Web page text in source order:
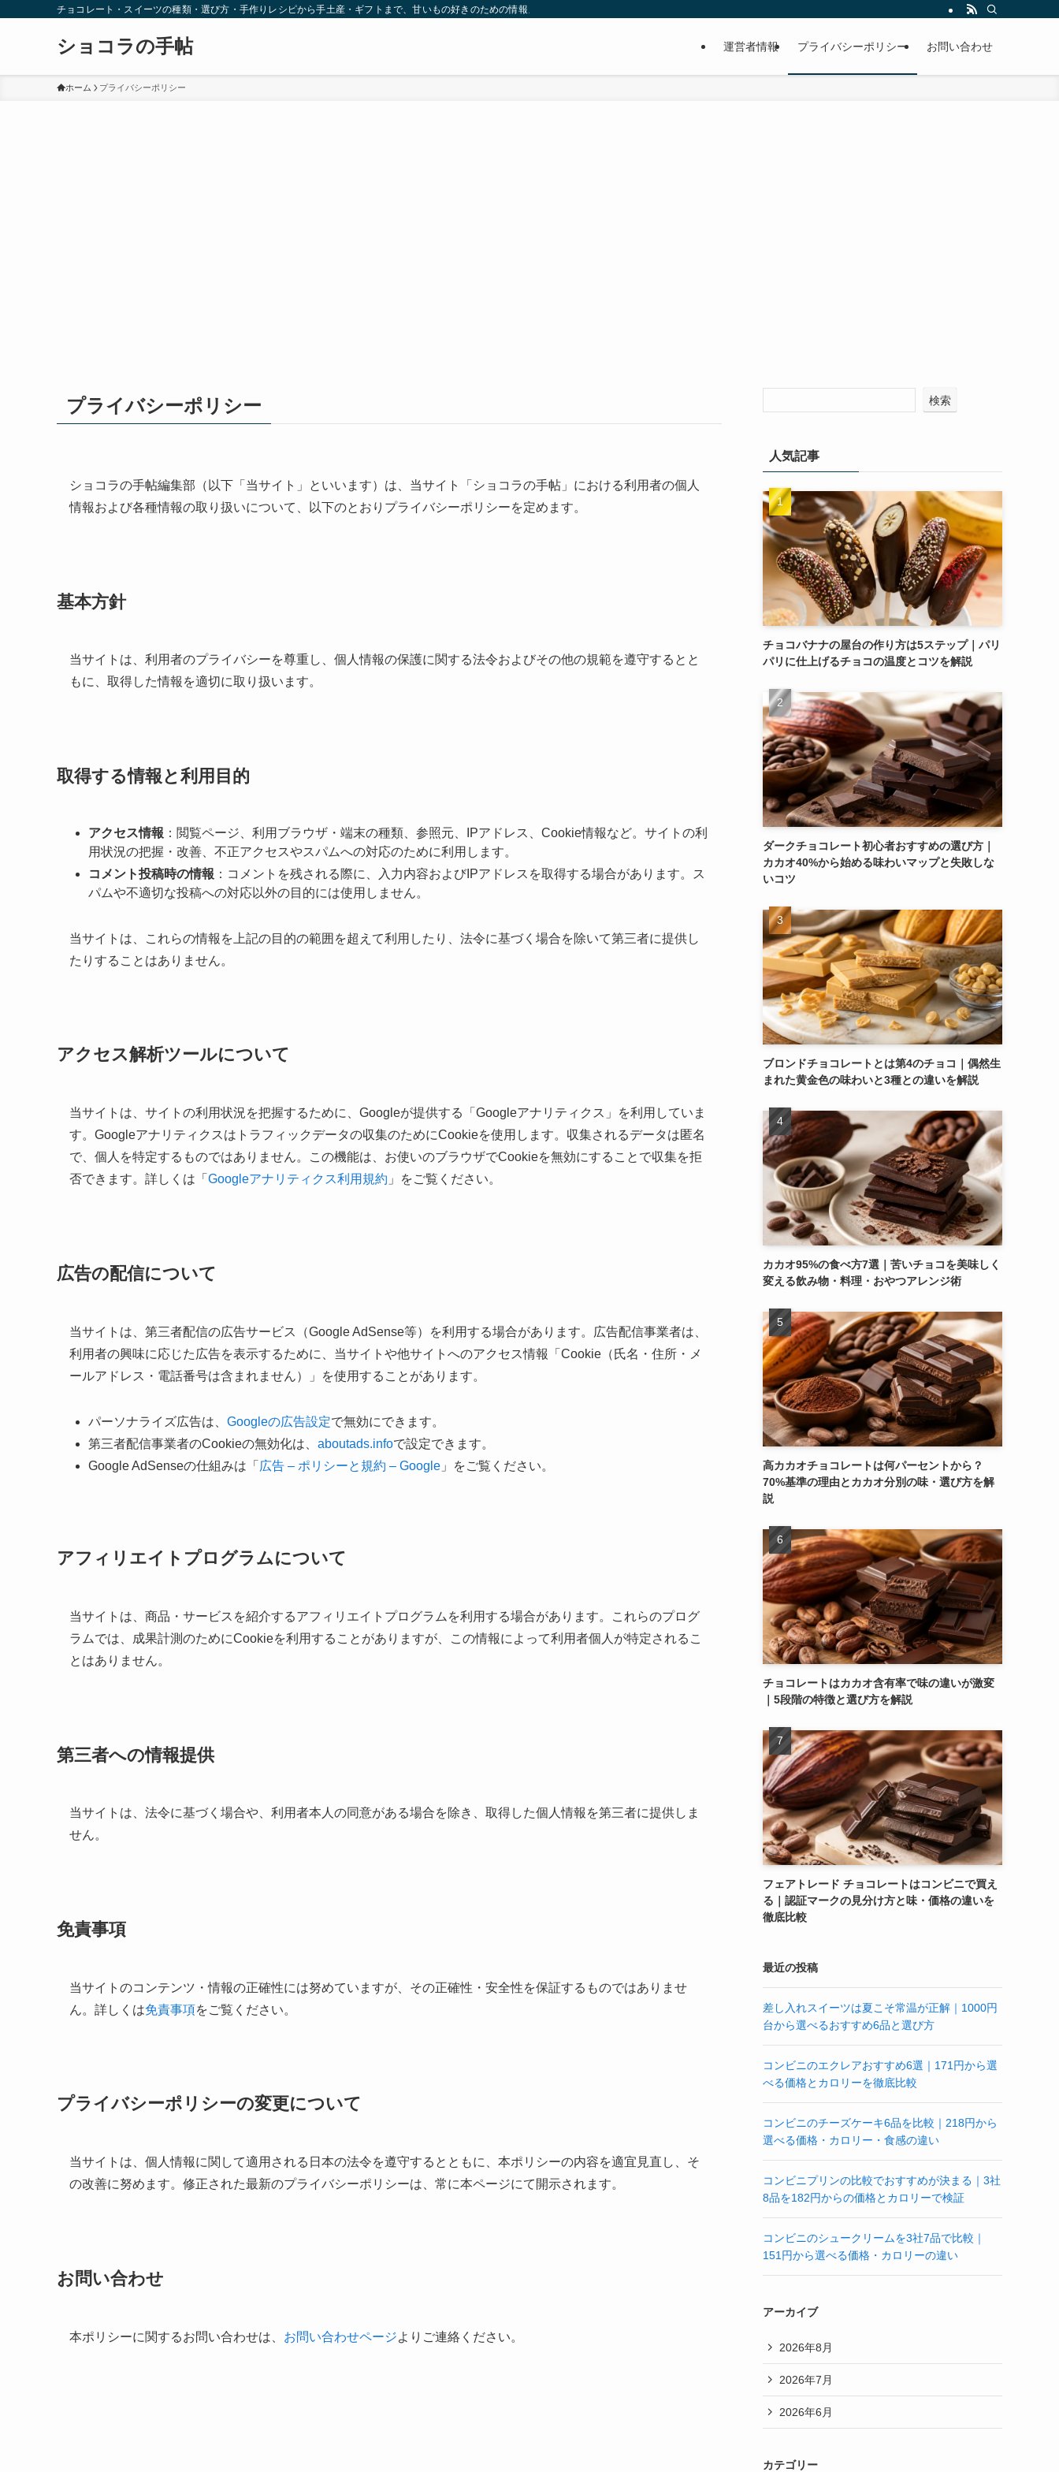
チョコレート・スイーツの種類・選び方・手作りレシピから手土産・ギフトまで、甘いもの好きのための情報メディア
ショコラの手帖 運営者情報 プライバシーポリシー お問い合わせ
ホーム プライバシーポリシー
プライバシーポリシー
ショコラの手帖編集部（以下「当サイト」といいます）は、当サイト「ショコラの手帖」における利用者の個人
情報および各種情報の取り扱いについて、以下のとおりプライバシーポリシーを定めます。
基本方針
当サイトは、利用者のプライバシーを尊重し、個人情報の保護に関する法令およびその他の規範を遵守するとと
もに、取得した情報を適切に取り扱います。
取得する情報と利用目的
アクセス情報 ：閲覧ページ、利用ブラウザ・端末の種類、参照元、IPアドレス、Cookie情報など。サイトの利
用状況の把握・改善、不正アクセスやスパムへの対応のために利用します。
コメント投稿時の情報 ：コメントを残される際に、入力内容およびIPアドレスを取得する場合があります。ス
パムや不適切な投稿への対応以外の目的には使用しません。
当サイトは、これらの情報を上記の目的の範囲を超えて利用したり、法令に基づく場合を除いて第三者に提供し
たりすることはありません。
アクセス解析ツールについて
当サイトは、サイトの利用状況を把握するために、Googleが提供する「Googleアナリティクス」を利用していま
す。Googleアナリティクスはトラフィックデータの収集のためにCookieを使用します。収集されるデータは匿名
で、個人を特定するものではありません。この機能は、お使いのブラウザでCookieを無効にすることで収集を拒
否できます。詳しくは「 Googleアナリティクス利用規約 」をご覧ください。
広告の配信について
当サイトは、第三者配信の広告サービス（Google AdSense等）を利用する場合があります。広告配信事業者は、
利用者の興味に応じた広告を表示するために、当サイトや他サイトへのアクセス情報「Cookie（氏名・住所・メ
ールアドレス・電話番号は含まれません）」を使用することがあります。
パーソナライズ広告は、 Googleの広告設定で無効にできます。
第三者配信事業者のCookieの無効化は、 aboutads.infoで設定できます。
Google AdSenseの仕組みは「 広告 – ポリシーと規約 – Google 」をご覧ください。
アフィリエイトプログラムについて
当サイトは、商品・サービスを紹介するアフィリエイトプログラムを利用する場合があります。これらのプログ
ラムでは、成果計測のためにCookieを利用することがありますが、この情報によって利用者個人が特定されるこ
とはありません。
第三者への情報提供
当サイトは、法令に基づく場合や、利用者本人の同意がある場合を除き、取得した個人情報を第三者に提供しま
せん。
免責事項
当サイトのコンテンツ・情報の正確性には努めていますが、その正確性・安全性を保証するものではありませ
ん。詳しくは免責事項をご覧ください。
プライバシーポリシーの変更について
当サイトは、個人情報に関して適用される日本の法令を遵守するとともに、本ポリシーの内容を適宜見直し、そ
の改善に努めます。修正された最新のプライバシーポリシーは、常に本ページにて開示されます。
お問い合わせ
本ポリシーに関するお問い合わせは、 お問い合わせページよりご連絡ください。
検索
人気記事
チョコバナナの屋台の作り方は5ステップ｜パリ
パリに仕上げるチョコの温度とコツを解説
ダークチョコレート初心者おすすめの選び方｜
カカオ40%から始める味わいマップと失敗しな
いコツ
ブロンドチョコレートとは第4のチョコ｜偶然生
まれた黄金色の味わいと3種との違いを解説
カカオ95%の食べ方7選｜苦いチョコを美味しく
変える飲み物・料理・おやつアレンジ術
高カカオチョコレートは何パーセントから？
70%基準の理由とカカオ分別の味・選び方を解
説
チョコレートはカカオ含有率で味の違いが激変
｜5段階の特徴と選び方を解説
フェアトレード チョコレートはコンビニで買え
る｜認証マークの見分け方と味・価格の違いを
徹底比較
最近の投稿
差し入れスイーツは夏こそ常温が正解｜1000円
台から選べるおすすめ6品と選び方
コンビニのエクレアおすすめ6選｜171円から選
べる価格とカロリーを徹底比較
コンビニのチーズケーキ6品を比較｜218円から
選べる価格・カロリー・食感の違い
コンビニプリンの比較でおすすめが決まる｜3社
8品を182円からの価格とカロリーで検証
コンビニのシュークリームを3社7品で比較｜
151円から選べる価格・カロリーの違い
アーカイブ
2026年8月
2026年7月
2026年6月
カテゴリー